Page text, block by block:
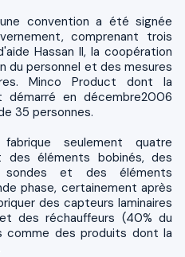
convention a été signée
comprenant trois
Hassan II, la coopération
du personnel et des mesures
Minco Product dont la
en décembre2006
35 personnes.
seulement quatre
éléments bobinés, des
et des éléments
phase, certainement après
des capteurs laminaires
des réchauffeurs (40% du
comme des produits dont la